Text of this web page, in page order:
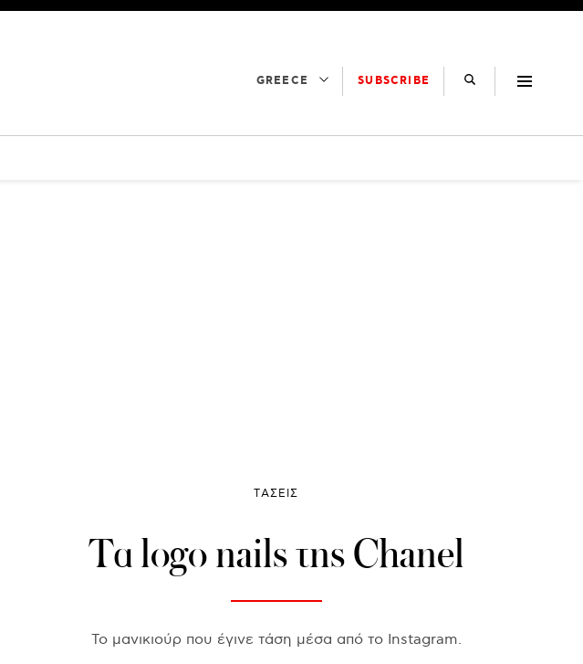
GREECE SUBSCRIBE
ΤΑΣΕΙΣ
Τα logo nails της Chanel
Το μανικιούρ που έγινε τάση μέσα από το Instagram.